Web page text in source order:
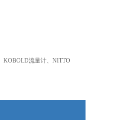
KOBOLD流量计、NITTO